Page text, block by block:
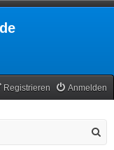
Anmelden
Registrieren